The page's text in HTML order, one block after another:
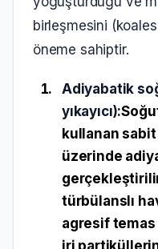
birleşmesini
öneme sahiptir.
Adiyabatik
yıkayıcı):
kullanan
üzerinde
türbülanslı
agresif
iri partiküllerin